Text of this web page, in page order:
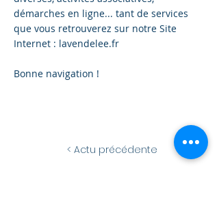
démarches en ligne... tant de services
que vous retrouverez sur notre Site
Internet : lavendelee.fr
Bonne navigation !
< Actu précédente